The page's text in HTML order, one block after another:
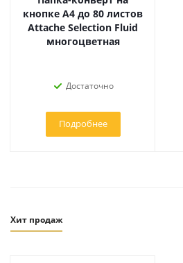
кнопке А4 до 80 листов
Attache Selection Fluid
многоцветная
Достаточно
Подробнее
Хит продаж